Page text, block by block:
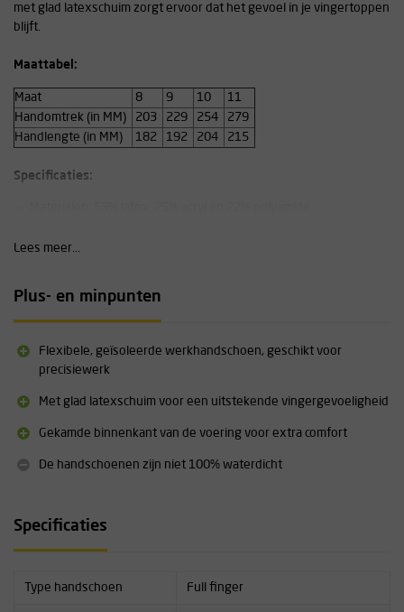
met glad latexschuim zorgt ervoor dat het gevoel in je vingertoppen
blijft.
Maattabel:
Maat 8 9 10
11
Handomtrek (in MM)
203 229 254
279
Handlengte (in MM)
182 192 204 215
Specificaties:
Handpalm gecoat met latexschuim voor een superzachte, goede
ventilatie
Strakke elasticiteit voor een comfortabele pasvorm
Lees meer...
Plus- en minpunten
Flexibele, geïsoleerde werkhandschoen, geschikt voor
precisiewerk
Met glad latexschuim voor een uitstekende vingergevoeligheid
Gekamde binnenkant van de voering voor extra comfort
De handschoenen zijn niet 100% waterdicht
Specificaties
Type handschoen Full finger